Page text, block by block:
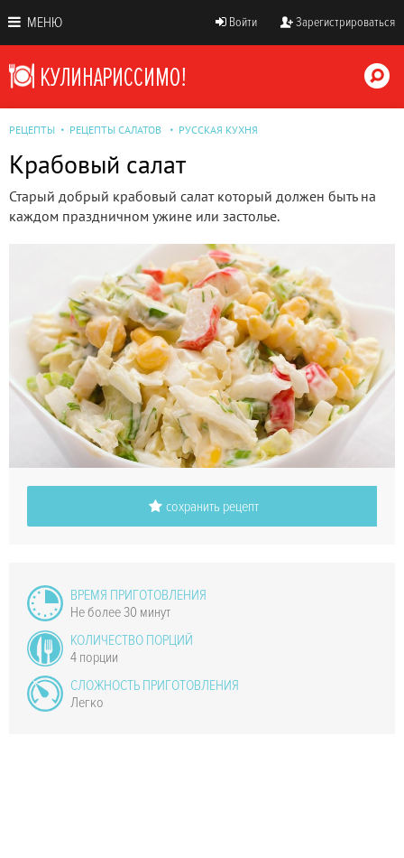
МЕНЮ Войти Зарегистрироваться
РЕЦЕПТЫ РЕЦЕПТЫ САЛАТОВ РУССКАЯ КУХНЯ
Крабовый салат
Старый добрый крабовый салат который должен быть на
каждом праздничном ужине или застолье.
сохранить рецепт
ВРЕМЯ ПРИГОТОВЛЕНИЯ
Не более 30 минут
КОЛИЧЕСТВО ПОРЦИЙ
4 порции
СЛОЖНОСТЬ ПРИГОТОВЛЕНИЯ
Легко